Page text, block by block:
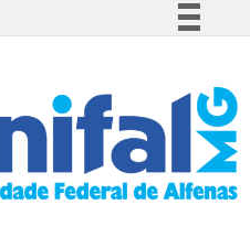
Participe
Acesso à informação
Legislação